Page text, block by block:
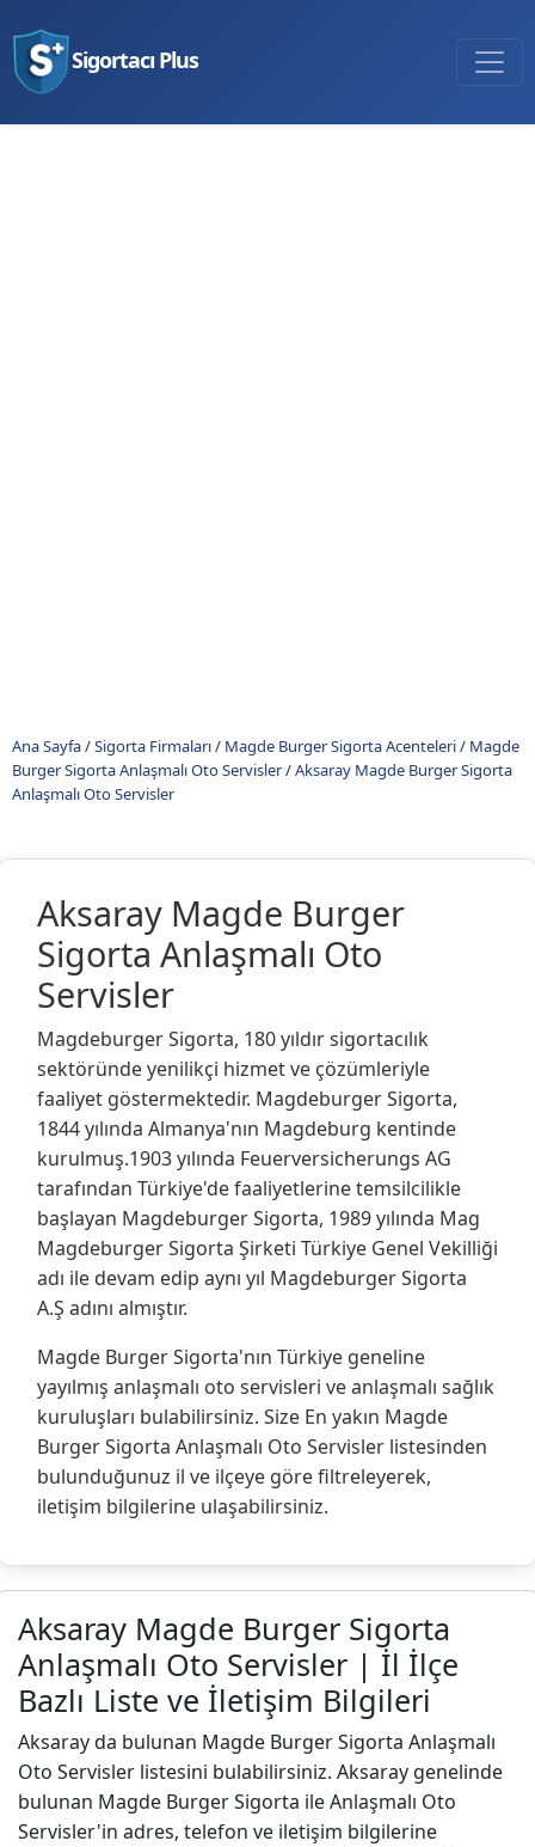
Sigortacı Plus
Ana Sayfa/Sigorta Firmaları/ Magde Burger Sigorta Acenteleri/ Magde
Burger Sigorta Anlaşmalı Oto Servisler/Aksaray Magde Burger Sigorta
Anlaşmalı Oto Servisler
Aksaray Magde Burger
Sigorta Anlaşmalı Oto
Servisler
Magdeburger Sigorta, 180 yıldır sigortacılık
sektöründe yenilikçi hizmet ve çözümleriyle
faaliyet göstermektedir. Magdeburger Sigorta,
1844 yılında Almanya'nın Magdeburg kentinde
kurulmuş.1903 yılında Feuerversicherungs AG
tarafından Türkiye'de faaliyetlerine temsilcilikle
başlayan Magdeburger Sigorta, 1989 yılında Mag
Magdeburger Sigorta Şirketi Türkiye Genel Vekilliği
adı ile devam edip aynı yıl Magdeburger Sigorta
A.Ş adını almıştır.
Magde Burger Sigorta'nın Türkiye geneline
yayılmış anlaşmalı oto servisleri ve anlaşmalı sağlık
kuruluşları bulabilirsiniz. Size En yakın Magde
Burger Sigorta Anlaşmalı Oto Servisler listesinden
bulunduğunuz il ve ilçeye göre filtreleyerek,
iletişim bilgilerine ulaşabilirsiniz.
Aksaray Magde Burger Sigorta
Anlaşmalı Oto Servisler | İl İlçe
Bazlı Liste ve İletişim Bilgileri
Aksaray da bulunan Magde Burger Sigorta Anlaşmalı
Oto Servisler listesini bulabilirsiniz. Aksaray genelinde
bulunan Magde Burger Sigorta ile Anlaşmalı Oto
Servisler'in adres, telefon ve iletişim bilgilerine